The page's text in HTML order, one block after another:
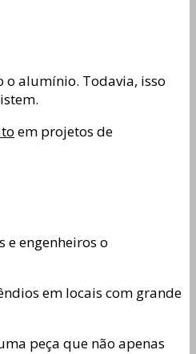
o alumínio. Todavia, isso
em projetos de
engenheiros o
em locais com grande
peça que não apenas